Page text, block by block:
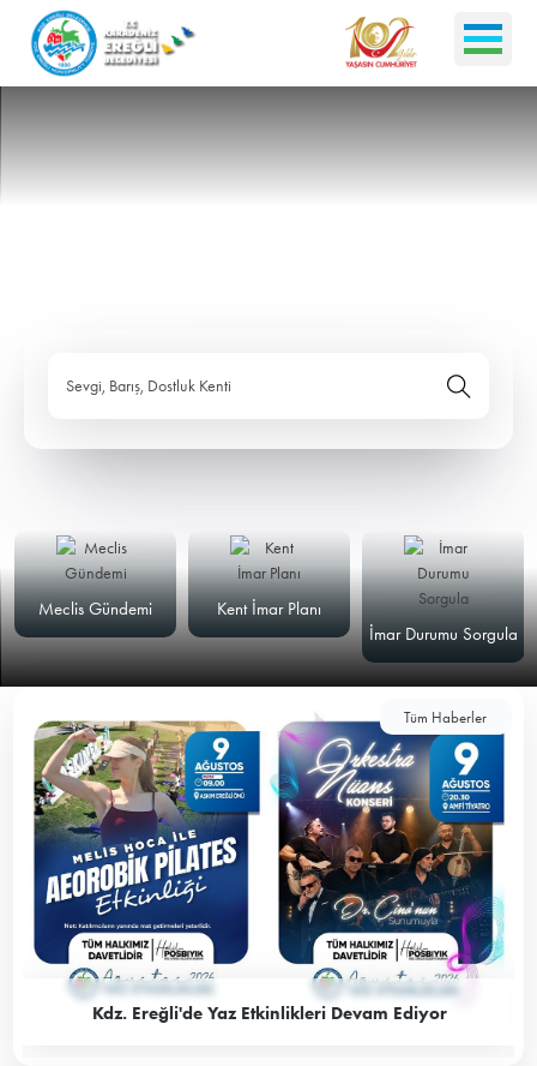
Sevgi, Barış, Dostluk Kenti
Meclis Gündemi
Kent İmar Planı
İmar Durumu Sorgula
Tüm Haberler
Kdz. Ereğli'de Yaz Etkinlikleri Devam Ediyor